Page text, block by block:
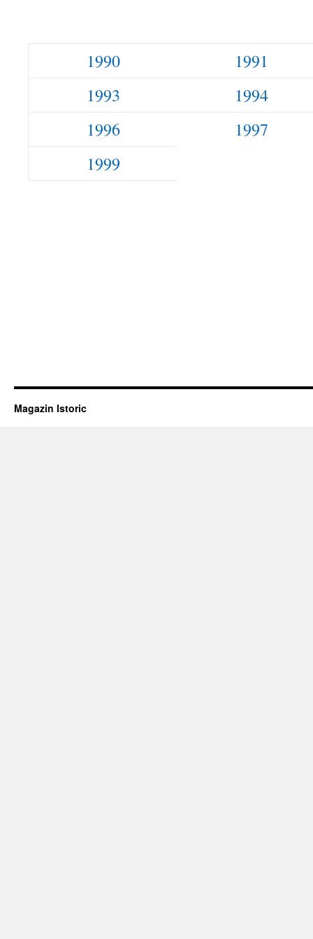
1990
1991
1993
1994
1996
1997
1999
Magazin Istoric